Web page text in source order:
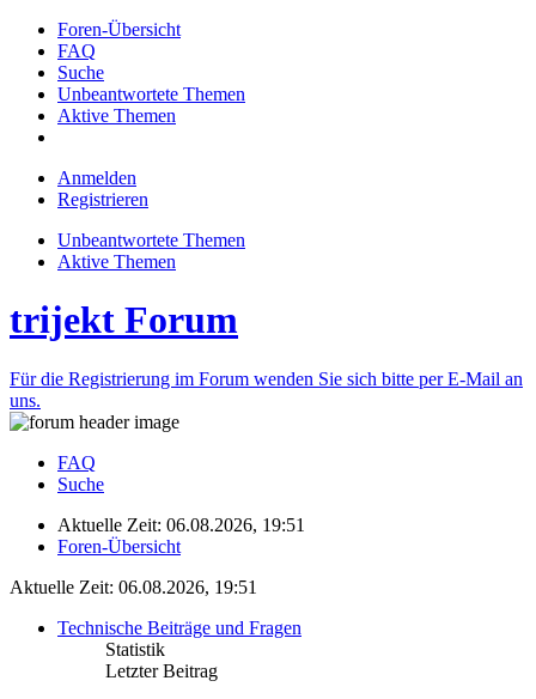
Foren-Übersicht
FAQ
Suche
Unbeantwortete Themen
Aktive Themen
Anmelden
Registrieren
Unbeantwortete Themen
Aktive Themen
trijekt Forum
Für die Registrierung im Forum wenden Sie sich bitte per E-Mail an
uns.
FAQ
Suche
Aktuelle Zeit: 06.08.2026, 19:51
Foren-Übersicht
Aktuelle Zeit: 06.08.2026, 19:51
Technische Beiträge und Fragen
Statistik
Letzter Beitrag